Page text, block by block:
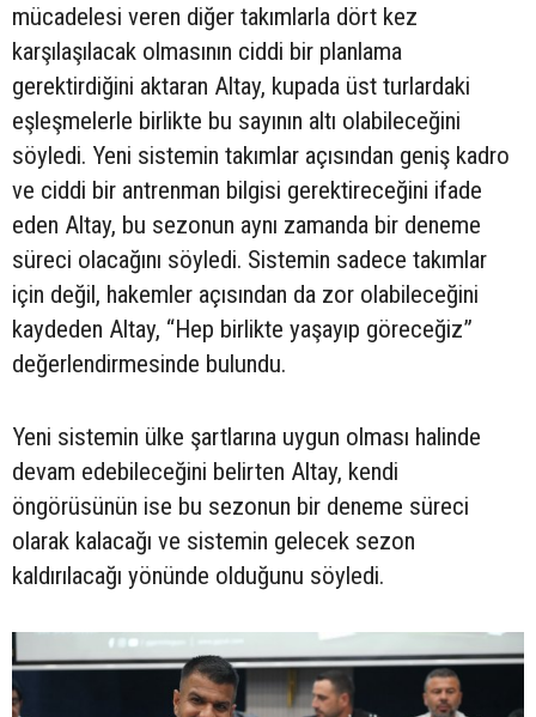
mücadelesi veren diğer takımlarla dört kez
karşılaşılacak olmasının ciddi bir planlama
gerektirdiğini aktaran Altay, kupada üst turlardaki
eşleşmelerle birlikte bu sayının altı olabileceğini
söyledi. Yeni sistemin takımlar açısından geniş kadro
ve ciddi bir antrenman bilgisi gerektireceğini ifade
eden Altay, bu sezonun aynı zamanda bir deneme
süreci olacağını söyledi. Sistemin sadece takımlar
için değil, hakemler açısından da zor olabileceğini
kaydeden Altay, “Hep birlikte yaşayıp göreceğiz”
değerlendirmesinde bulundu.
Yeni sistemin ülke şartlarına uygun olması halinde
devam edebileceğini belirten Altay, kendi
öngörüsünün ise bu sezonun bir deneme süreci
olarak kalacağı ve sistemin gelecek sezon
kaldırılacağı yönünde olduğunu söyledi.